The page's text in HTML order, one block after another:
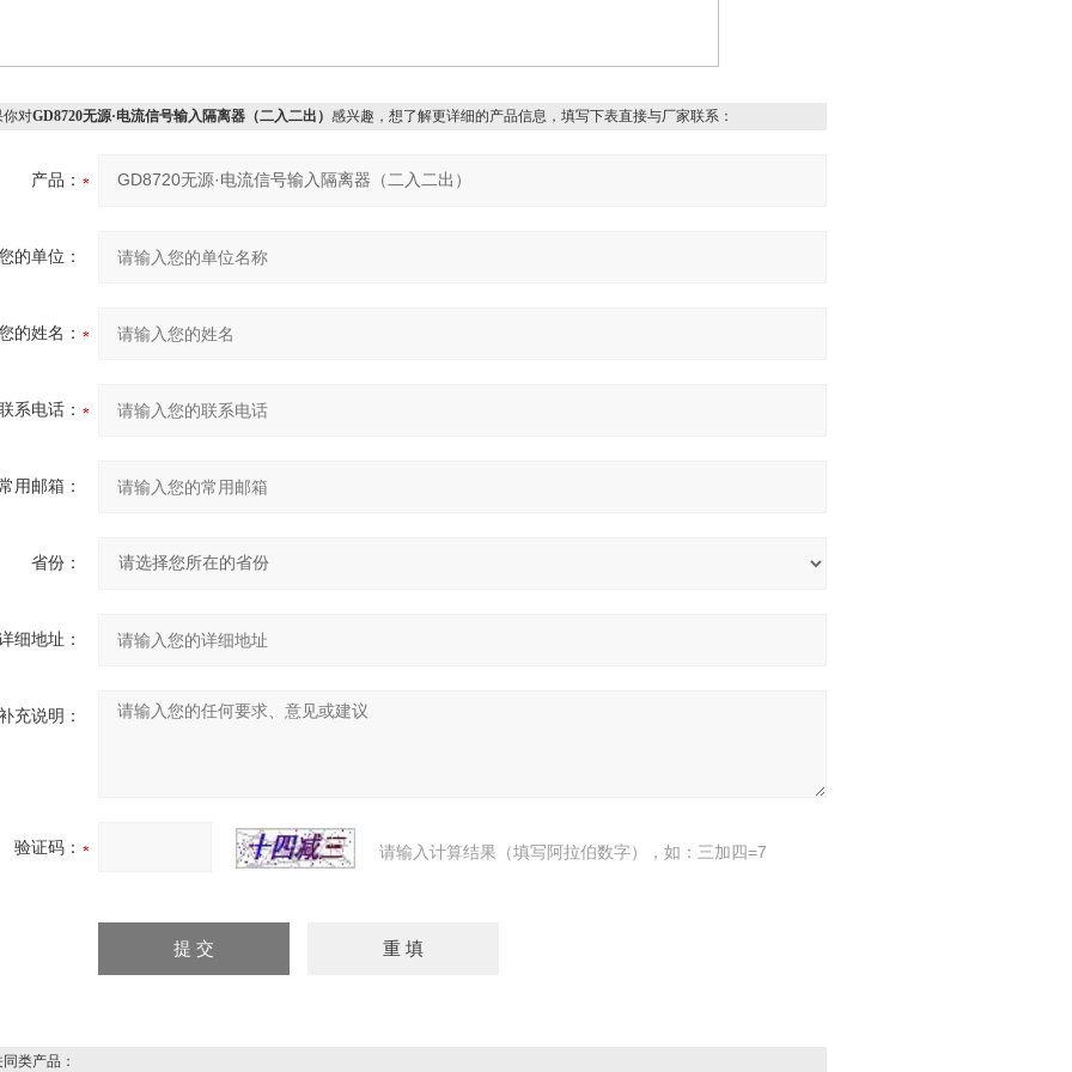
对GD8720无源·电流信号输入隔离器（二入二出） 感兴趣，想了解更详细的产品信息，填写下表直接与厂家联系：
产品：
的单位：
的姓名：
系电话：
用邮箱：
省份：
细地址：
充说明：
验证码： 请输入计算结果（填写阿拉伯数字），如：三加四=7
类产品：